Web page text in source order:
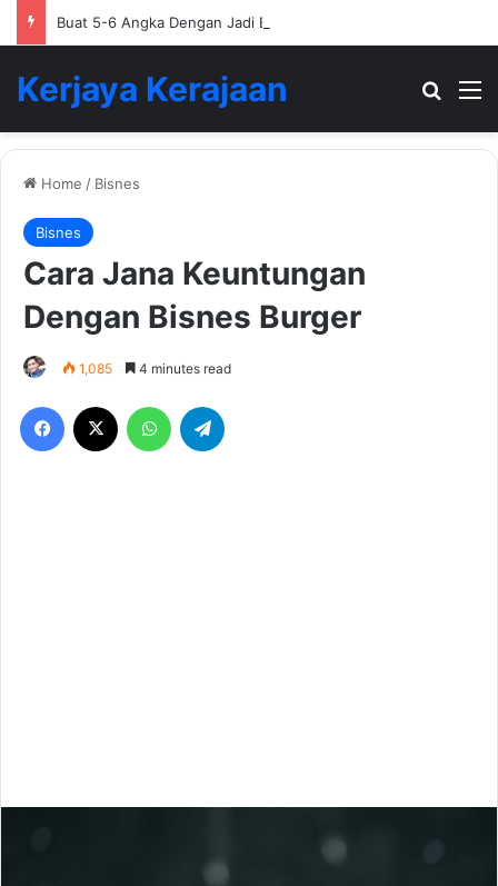
Buat 5-6 Angka Dengan Jadi Ejen Hartanah
Kerjaya Kerajaan
Home / Bisnes
Bisnes
Cara Jana Keuntungan
Dengan Bisnes Burger
1,085 4 minutes read
Facebook WhatsApp